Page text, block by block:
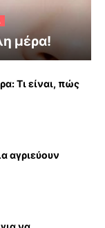
μέρα!
Τι είναι, πώς
αγριεύουν